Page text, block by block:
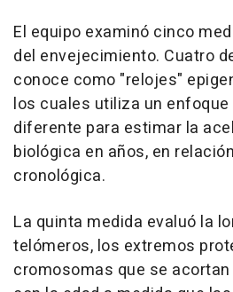
El equipo examinó cinco
del envejecimiento. Cuatro
conoce como "relojes"
los cuales utiliza un
diferente para estimar la
biológica en años, en
cronológica.
La quinta medida evaluó la
telómeros, los extremos
cromosomas que se